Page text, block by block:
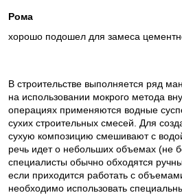
Рома
хорошо подошел для замеса
В строительстве выполняется ряд
на использовании мокрого метода
операциях применяются водные
сухих строительных смесей. Для
сухую композицию смешивают с
речь идет о небольших объемах (не
специалисты обычно обходятся
если приходится работать с
необходимо использовать